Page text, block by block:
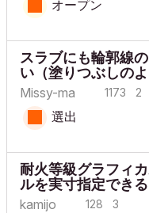
オープン
スラブにも輪郭線
い（塗りつぶしのよ
Missy-ma 1173 2
選出
耐火等級グラフィ
ルを実寸指定でき
kamijo 128 3